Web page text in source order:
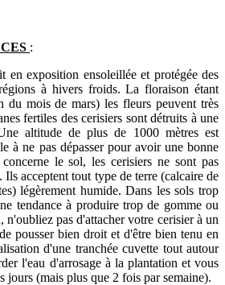
:
en exposition ensoleillée et protégée des
à hivers froids. La floraison étant
du mois de mars) les fleurs peuvent très
fertiles des cerisiers sont détruits à une
altitude de plus de 1000 mètres est
à ne pas dépasser pour avoir une bonne
le sol, les cerisiers ne sont pas
acceptent tout type de terre (calcaire de
légèrement humide. Dans les sols trop
tendance à produire trop de gomme ou
n'oubliez pas d'attacher votre cerisier à un
pousser bien droit et d'être bien tenu en
d'une tranchée cuvette tout autour
l'eau d'arrosage à la plantation et vous
jours (mais plus que 2 fois par semaine).